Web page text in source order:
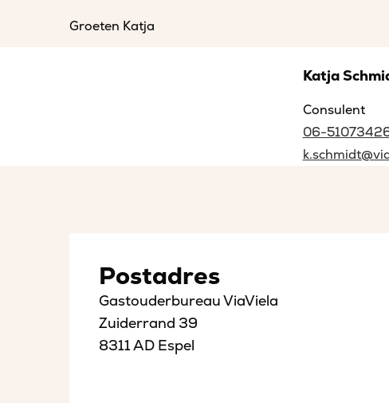
Groeten Katja
Katja
Consulent
06-
Postadres
Gastouderbureau ViaViela
Zuiderrand 39
8311 AD Espel